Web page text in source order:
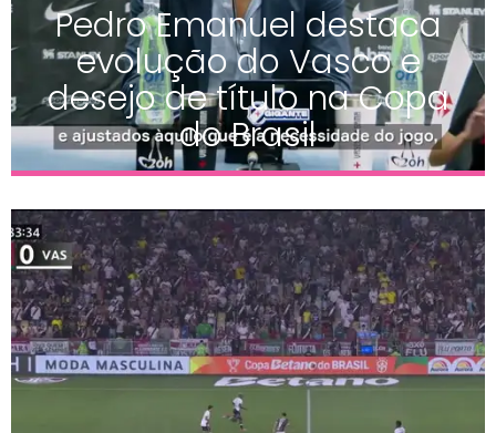
Pedro Emanuel destaca
evolução do Vasco e
desejo de título na Copa
do Brasil